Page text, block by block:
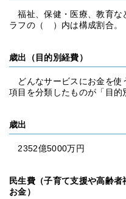
福祉、保健・医療、教育な
ラフの（ ）内は構成割合。
歳出（目的別経費）
どんなサービスにお金を使
項目を分類したものが「目的
歳出
2352億5000万円
民生費（子育て支援や高齢
お金）